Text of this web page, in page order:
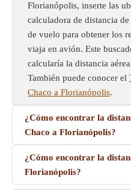
Florianópolis, inserte las
calculadora de distancia
de vuelo para obtener los
viaja en avión. Este
calcularía la distancia
También puede conocer el
Chaco a Florianópolis.
¿Cómo encontrar la
Chaco a Florianópolis?
¿Cómo encontrar la
Florianópolis?